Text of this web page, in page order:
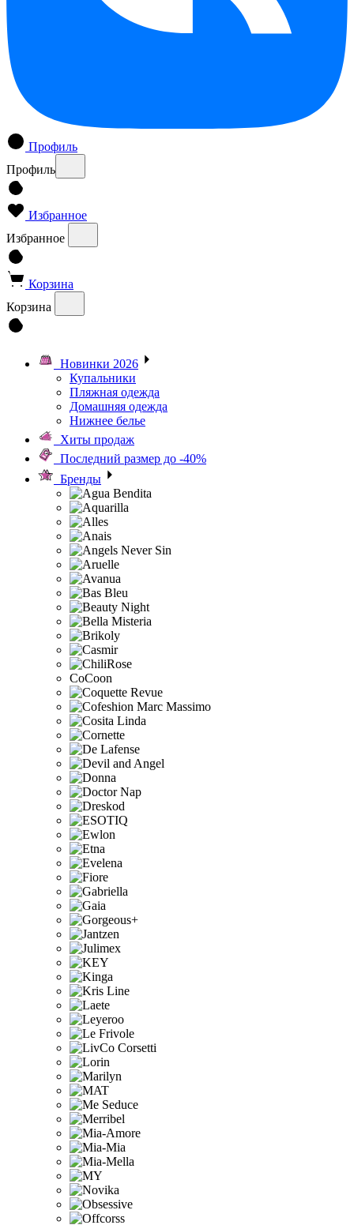
Профиль
Профиль
Избранное
Избранное
Корзина
Корзина
Новинки 2026
Купальники
Пляжная одежда
Домашняя одежда
Нижнее белье
Хиты продаж
Последний размер до -40%
Бренды
CoCoon